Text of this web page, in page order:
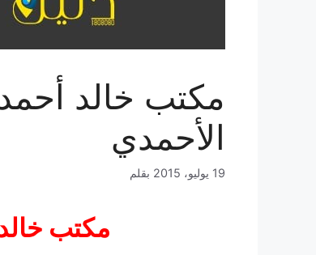
مكتب خالد
الأحمدي
19 يوليو، 2015 بقلم
مكتب